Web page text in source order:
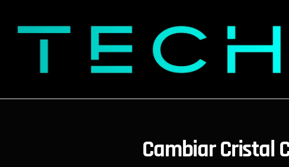
Cambiar Cristal